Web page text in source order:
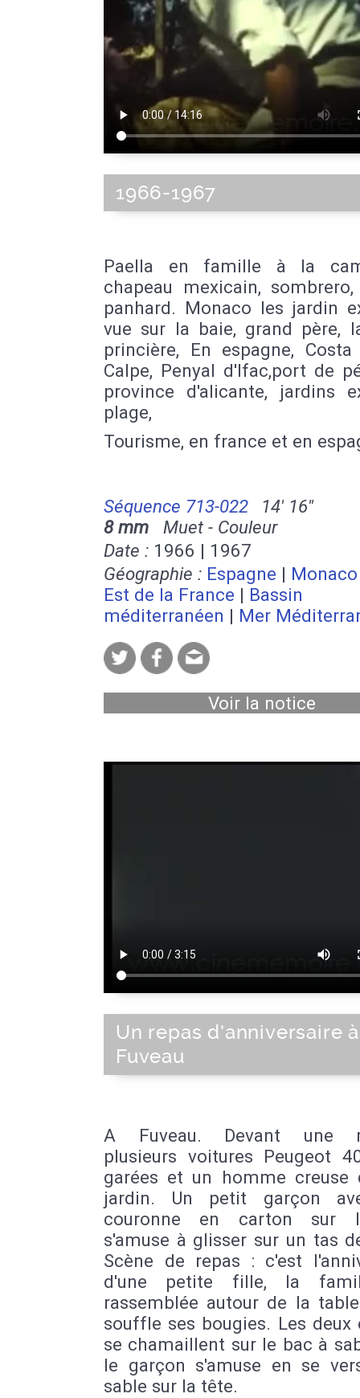
1966-1967
Paella en famille à la
chapeau mexicain,
panhard. Monaco les jardin
vue sur la baie, grand père,
princière, En espagne, Costa
Calpe, Penyal d'Ifac,port de
province d'alicante, jardins
plage,
Tourisme, en france et en
Séquence 713-022
14' 16''
8 mm Muet - Couleur
Date : 1966 | 1967
Géographie : Espagne | Monaco
Est de la France | Bassin
méditerranéen | Mer
Voir la notice
Un repas d'anniversaire à
Fuveau
A Fuveau. Devant une
plusieurs voitures Peugeot
garées et un homme creuse
jardin. Un petit garçon
couronne en carton sur
s'amuse à glisser sur un tas
Scène de repas : c'est
d'une petite fille, la
rassemblée autour de la
souffle ses bougies. Les deux
se chamaillent sur le bac à
le garçon s'amuse en se
sable sur la tête.